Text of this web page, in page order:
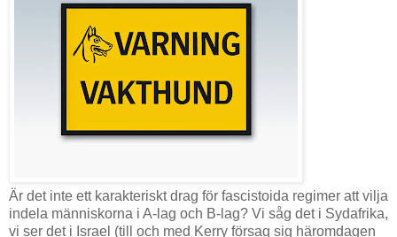
Är det inte ett karakteriskt drag för fascistoida regimer att vilja
indela människorna i A-lag och B-lag? Vi såg det i Sydafrika,
vi ser det i Israel (till och med Kerry försaq sig häromdagen